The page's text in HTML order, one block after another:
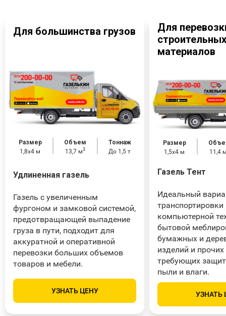
Для большинства грузов
Размер
1,8х4 м
Объем
13,7 м3
Тоннаж
До 1,5 т
Удлиненная газель
Газель с увеличенным
фургоном и замковой системой,
предотвращающей выпадение
груза в пути, подходит для
аккуратной и оперативной
перевозки больших объемов
товаров и мебели.
УЗНАТЬ ЦЕНУ
Для
строительных
материалов
Размер
1,5x4 м
11,4
Газель Тент
Идеальный
транспортировки
компьютерной
бытовой
бумажных и
изделий и
требующих
пыли и влаги.
УЗНАТЬ